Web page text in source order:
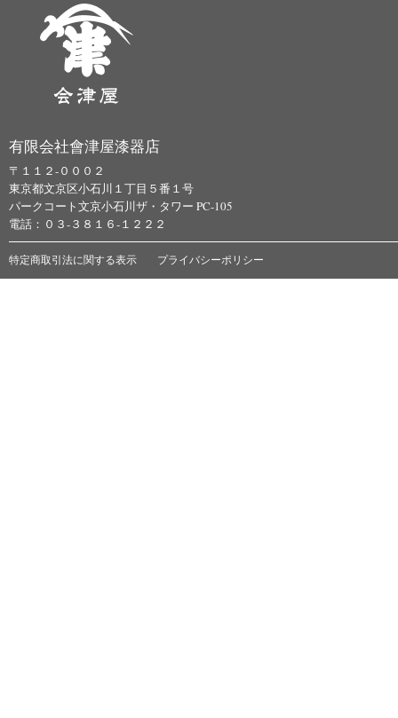
有限会社會津屋漆器店
〒１１２-０００２
東京都文京区小石川１丁目５番１号
パークコート文京小石川ザ・タワー PC-105
電話：０３-３８１６-１２２２
特定商取引法に関する表示 プライバシーポリシー